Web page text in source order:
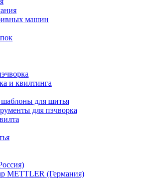
машин
и квилтинга
для шитья
для пэчворка
METTLER (Германия)